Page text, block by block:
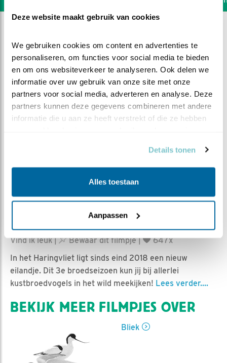
Deze website maakt gebruik van cookies
We gebruiken cookies om content en advertenties te
personaliseren, om functies voor social media te bieden
en om ons websiteverkeer te analyseren. Ook delen we
informatie over uw gebruik van onze site met onze
partners voor social media, adverteren en analyse. Deze
partners kunnen deze gegevens combineren met andere
informatie die u aan ze heeft verstrekt of die ze hebben
Details tonen
Alles toestaan
Aanpassen
Welkom
Ed Hoogkamer | Geplaatst op 11 juni 2021, 16:00 |
Vind ik leuk| Bewaar dit filmpje|
647x
In het Haringvliet ligt sinds eind 2018 een nieuw
eilandje. Dit 3e broedseizoen kun jij bij allerlei
kustbroedvogels in het wild meekijken! Lees verder....
BEKIJK MEER FILMPJES OVER
Bliek